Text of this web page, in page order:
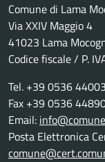
Comune di Lama
Via XXIV Maggio 4
41023 Lama
Codice fiscale / P.
Tel. +39 0536 44003
Fax +39 0536
Email:
Posta Elettronica